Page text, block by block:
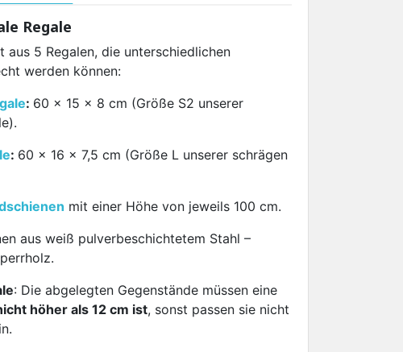
Regale
aus 5 Regalen, die unterschiedlichen
werden können:
: 60 x 15 x 8 cm (Größe S2 unserer
: 60 x 16 x 7,5 cm (Größe L unserer schrägen
mit einer Höhe von jeweils 100 cm.
aus weiß pulverbeschichtetem Stahl –
: Die abgelegten Gegenstände müssen eine
höher als 12 cm ist, sonst passen sie nicht